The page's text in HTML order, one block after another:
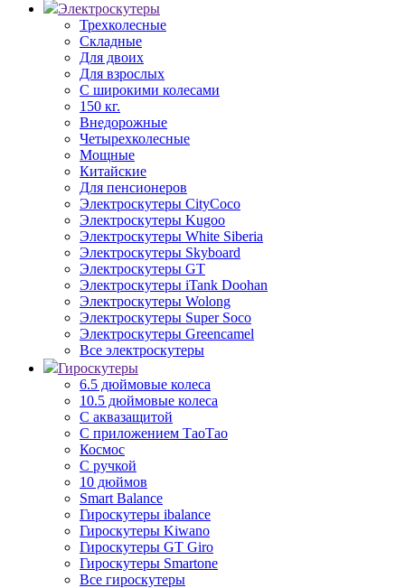
Электроскутеры
Трехколесные
Складные
Для двоих
Для взрослых
С широкими колесами
150 кг.
Внедорожные
Четырехколесные
Мощные
Китайские
Для пенсионеров
Электроскутеры CityCoco
Электроскутеры Kugoo
Электроскутеры White Siberia
Электроскутеры Skyboard
Электроскутеры GT
Электроскутеры iTank Doohan
Электроскутеры Wolong
Электроскутеры Super Soco
Электроскутеры Greencamel
Все электроскутеры
Гироскутеры
6.5 дюймовые колеса
10.5 дюймовые колеса
С аквазащитой
С приложением ТаоТао
Космос
С ручкой
10 дюймов
Smart Balance
Гироскутеры ibalance
Гироскутеры Kiwano
Гироскутеры GT Giro
Гироскутеры Smartone
Все гироскутеры